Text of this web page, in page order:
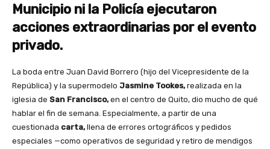
Municipio ni la Policía ejecutaron
acciones extraordinarias por el evento
privado.
La boda entre Juan David Borrero (hijo del Vicepresidente de la
República) y la supermodelo Jasmine Tookes,realizada en la
iglesia de San Francisco,en el centro de Quito, dio mucho de qué
hablar el fin de semana. Especialmente, a partir de una
cuestionada carta,llena de errores ortográficos y pedidos
especiales —como operativos de seguridad y retiro de mendigos